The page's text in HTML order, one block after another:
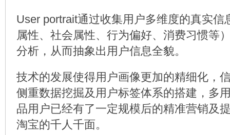
User portrait通过收集用户多维度的真实信
属性、社会属性、行为偏好、消费习惯等
分析，从而抽象出用户信息全貌。
技术的发展使得用户画像更加的精细化，
侧重数据挖掘及用户标签体系的搭建，多
品用户已经有了一定规模后的精准营销及
淘宝的千人千面。